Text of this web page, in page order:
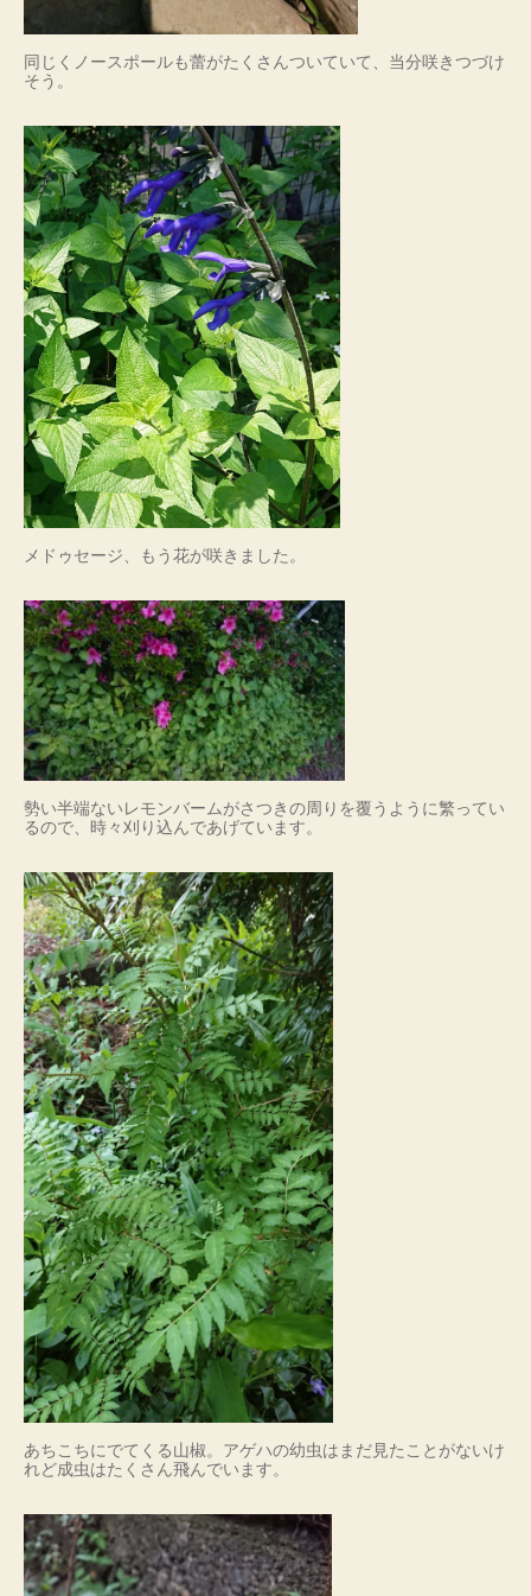
同じくノースポールも蕾がたくさんついていて、当分咲きつづけ
そう。
メドゥセージ、もう花が咲きました。
勢い半端ないレモンバームがさつきの周りを覆うように繁ってい
るので、時々刈り込んであげています。
あちこちにでてくる山椒。アゲハの幼虫はまだ見たことがないけ
れど成虫はたくさん飛んでいます。